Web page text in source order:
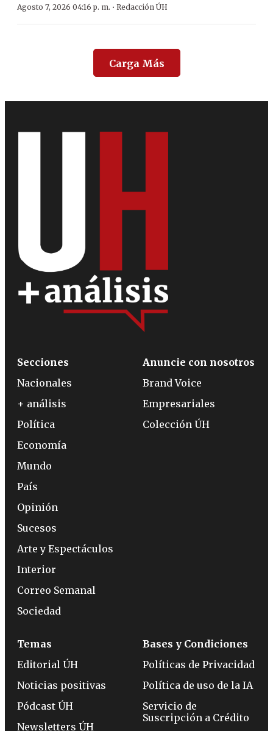
Agosto 7, 2026 04:16 p. m. · Redacción ÚH
Carga Más
Secciones
Nacionales
+ análisis
Política
Economía
Mundo
País
Opinión
Sucesos
Arte y Espectáculos
Interior
Correo Semanal
Sociedad
Anuncie con nosotros
Brand Voice
Empresariales
Colección ÚH
Temas
Editorial ÚH
Noticias positivas
Pódcast ÚH
Newsletters ÚH
Bases y Condiciones
Políticas de Privacidad
Política de uso de la IA
Servicio de
Suscripción a Crédito